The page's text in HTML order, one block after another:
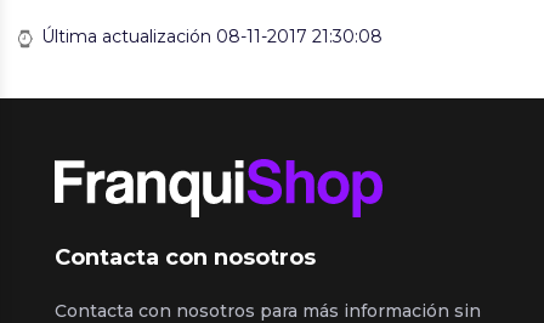
Última actualización 08-11-2017 21:30:08
Contacta con nosotros
Contacta con nosotros para más información sin